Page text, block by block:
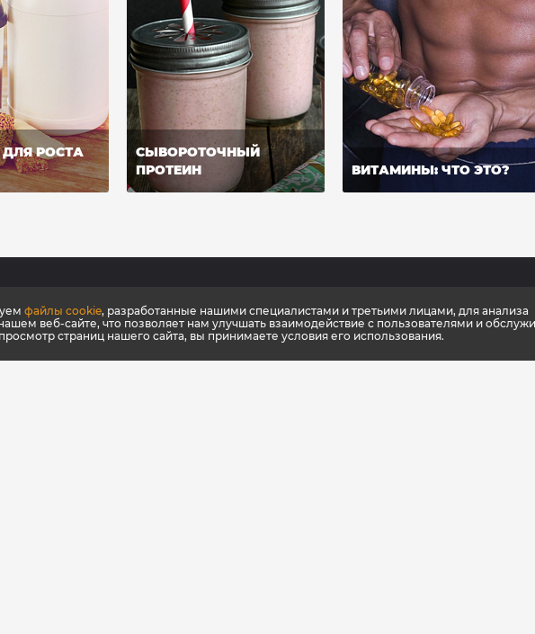
РОСТА
СЫВОРОТОЧНЫЙ
ПРОТЕИН
ВИТАМИНЫ: ЧТО ЭТО?
О компании
Сертификаты качества
Новости
Консультации тренера
Каталог
Спортивное
файлы cookie, разработанные нашими специалистами и третьими лицами, для анализа
веб-сайте, что позволяет нам улучшать взаимодействие с пользователями и
страниц нашего сайта, вы принимаете условия его использования.